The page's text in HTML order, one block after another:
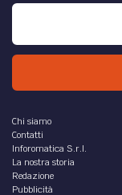
Chi siamo
Contatti
Inforomatica S.r.l.
La nostra storia
Redazione
Pubblicità